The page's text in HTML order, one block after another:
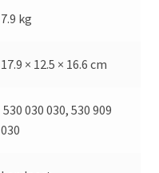
7.9 kg
17.9 × 12.5 × 16.6 cm
530 030 030, 530 909
030